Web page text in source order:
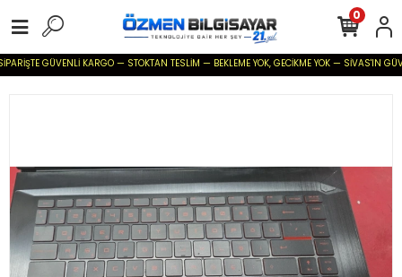
GÜVENLİ KARGO — STOKTAN TESLİM — BEKLEME YOK, GECİKME YOK — SİVAS'IN
0